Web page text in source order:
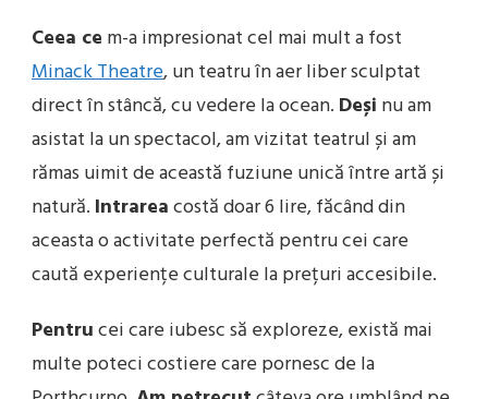
Ceea ce m-a impresionat cel mai mult a fost
Minack Theatre, un teatru în aer liber sculptat
direct în stâncă, cu vedere la ocean. Deși nu am
asistat la un spectacol, am vizitat teatrul și am
rămas uimit de această fuziune unică între artă și
natură. Intrareacostă doar 6 lire, făcând din
aceasta o activitate perfectă pentru cei care
caută experiențe culturale la prețuri accesibile.
Pentrucei care iubesc să exploreze, există mai
multe poteci costiere care pornesc de la